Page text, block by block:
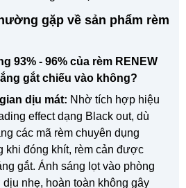
gặp về sản phẩm rèm
93% - 96% của rèm RENEW
gắt chiếu vào không?
dịu mát: Nhờ tích hợp hiệu
effect dạng Black out, dù
các mã rèm chuyên dụng
khi đóng khít, rèm cản được
gắt. Ánh sáng lọt vào phòng
nhẹ, hoàn toàn không gây